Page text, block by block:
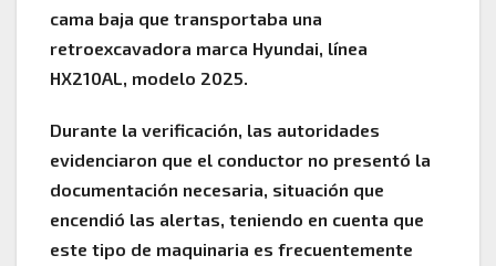
cama baja que transportaba una
retroexcavadora marca Hyundai, línea
HX210AL, modelo 2025.
Durante la verificación, las autoridades
evidenciaron que el conductor no presentó la
documentación necesaria, situación que
encendió las alertas, teniendo en cuenta que
este tipo de maquinaria es frecuentemente